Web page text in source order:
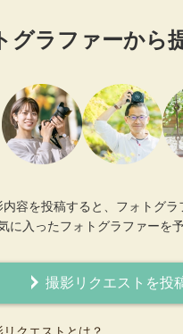
グラファーから
容を投稿すると、フォトグラ
に入ったフォトグラファーを
撮影リクエストを投